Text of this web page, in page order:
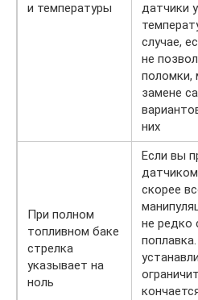
и температуры
датчики
случае,
не
поломки,
замене
них
При полном
топливном баке
стрелка
указывает на
ноль
Если вы
датчиком
скорее
не редко